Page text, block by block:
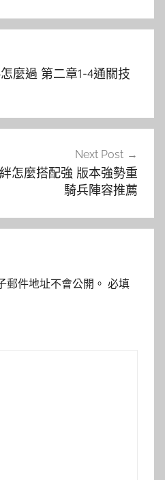
麼過 第二章1-4通關技
Next Post
怎麼搭配強 版本強勢重
騎兵陣容推薦
郵件地址不會公開。 必填